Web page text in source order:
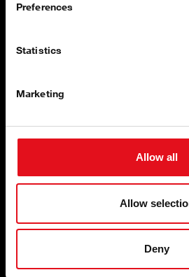
Preferences
Statistics
Marketing
Allow all
Allow
Deny
Kabína je pre vodiča nielen
na ergonómiu, bezpečnosť a
zodpovedajúcim spôsobom rôzne.
bezpečnosť na ceste aj mimo nej,
febi pre profesionálne opravy
naklápania, odpruženia kabíny a
hlavíc radiacich pák - všetko,